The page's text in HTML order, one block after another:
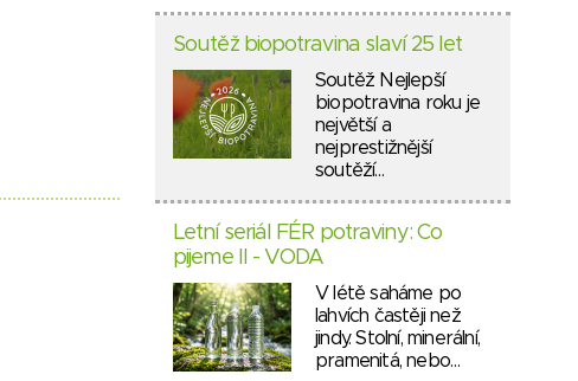
Soutěž biopotravina slaví 25 let
Soutěž Nejlepší
biopotravina roku je
největší a
nejprestižnější
soutěží…
Letní seriál FÉR potraviny: Co
pijeme II - VODA
V létě saháme po
lahvích častěji než
jindy. Stolní, minerální,
pramenitá, nebo…